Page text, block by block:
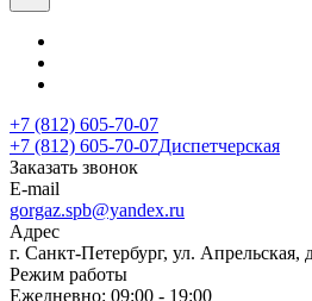
+7 (812) 605-70-07
+7 (812) 605-70-07Диспетчерская
Заказать звонок
E-mail
gorgaz.spb@yandex.ru
Адрес
г. Санкт-Петербург, ул. Апрельская,
Режим работы
Ежедневно: 09:00 - 19:00